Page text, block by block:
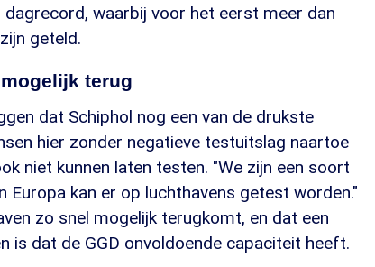
waarbij voor het eerst meer dan
geteld.
terug
dat Schiphol nog een van de drukste
hier zonder negatieve testuitslag naartoe
niet kunnen laten testen. "We zijn een soort
Europa kan er op luchthavens getest worden."
zo snel mogelijk terugkomt, en dat een
is dat de GGD onvoldoende capaciteit heeft.